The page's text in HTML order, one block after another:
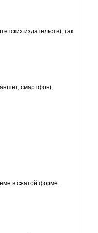
издательств), так
смартфон),
в сжатой форме.